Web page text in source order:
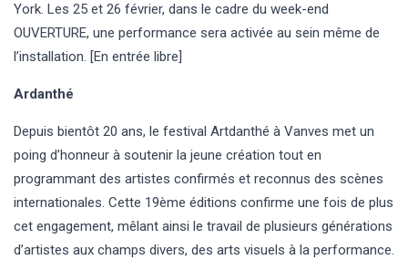
York. Les 25 et 26 février, dans le cadre du week-end
OUVERTURE, une performance sera activée au sein même de
l’installation. [En entrée libre]
Ardanthé
Depuis bientôt 20 ans, le festival Artdanthé à Vanves met un
poing d’honneur à soutenir la jeune création tout en
programmant des artistes confirmés et reconnus des scènes
internationales. Cette 19ème éditions confirme une fois de plus
cet engagement, mêlant ainsi le travail de plusieurs générations
d’artistes aux champs divers, des arts visuels à la performance.